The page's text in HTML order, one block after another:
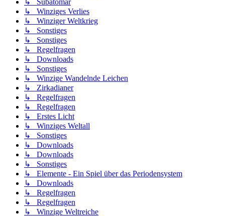
↳ Subatomar
↳ Winziges Verlies
↳ Winziger Weltkrieg
↳ Sonstiges
↳ Sonstiges
↳ Regelfragen
↳ Downloads
↳ Sonstiges
↳ Winzige Wandelnde Leichen
↳ Zirkadianer
↳ Regelfragen
↳ Regelfragen
↳ Erstes Licht
↳ Winziges Weltall
↳ Sonstiges
↳ Downloads
↳ Downloads
↳ Sonstiges
↳ Elemente - Ein Spiel über das Periodensystem
↳ Downloads
↳ Regelfragen
↳ Regelfragen
↳ Winzige Weltreiche